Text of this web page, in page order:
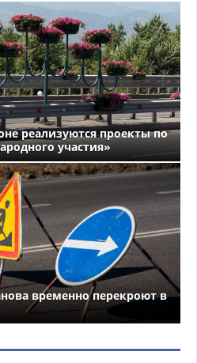
реализуются проекты по
участия»
временно перекроют в